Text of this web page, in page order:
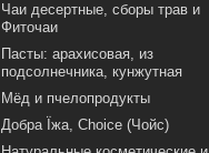
Чаи десертные, сборы трав и
Фиточаи
Пасты: арахисовая, из
подсолнечника, кунжутная
Мёд и пчелопродукты
Добра Їжа, Choice (Чойс)